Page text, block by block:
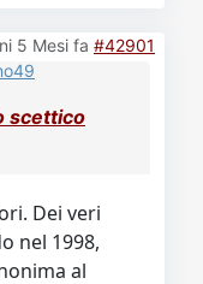
5 Mesi fa #42901
scettico
Dei veri
nel 1998,
al